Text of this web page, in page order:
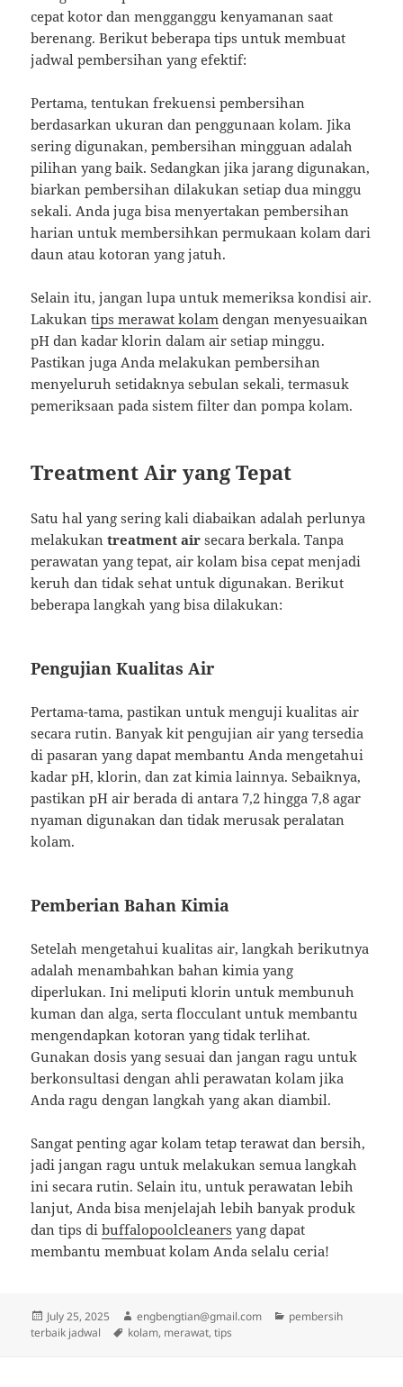
cepat kotor dan mengganggu kenyamanan saat
berenang. Berikut beberapa tips untuk membuat
jadwal pembersihan yang efektif:
Pertama, tentukan frekuensi pembersihan
berdasarkan ukuran dan penggunaan kolam. Jika
sering digunakan, pembersihan mingguan adalah
pilihan yang baik. Sedangkan jika jarang digunakan,
biarkan pembersihan dilakukan setiap dua minggu
sekali. Anda juga bisa menyertakan pembersihan
harian untuk membersihkan permukaan kolam dari
daun atau kotoran yang jatuh.
Selain itu, jangan lupa untuk memeriksa kondisi air.
Lakukantips merawat kolam dengan menyesuaikan
pH dan kadar klorin dalam air setiap minggu.
Pastikan juga Anda melakukan pembersihan
menyeluruh setidaknya sebulan sekali, termasuk
pemeriksaan pada sistem filter dan pompa kolam.
Treatment Air yang Tepat
Satu hal yang sering kali diabaikan adalah perlunya
melakukantreatment air secara berkala. Tanpa
perawatan yang tepat, air kolam bisa cepat menjadi
keruh dan tidak sehat untuk digunakan. Berikut
beberapa langkah yang bisa dilakukan:
Pengujian Kualitas Air
Pertama-tama, pastikan untuk menguji kualitas air
secara rutin. Banyak kit pengujian air yang tersedia
di pasaran yang dapat membantu Anda mengetahui
kadar pH, klorin, dan zat kimia lainnya. Sebaiknya,
pastikan pH air berada di antara 7,2 hingga 7,8 agar
nyaman digunakan dan tidak merusak peralatan
kolam.
Pemberian Bahan Kimia
Setelah mengetahui kualitas air, langkah berikutnya
adalah menambahkan bahan kimia yang
diperlukan. Ini meliputi klorin untuk membunuh
kuman dan alga, serta flocculant untuk membantu
mengendapkan kotoran yang tidak terlihat.
Gunakan dosis yang sesuai dan jangan ragu untuk
berkonsultasi dengan ahli perawatan kolam jika
Anda ragu dengan langkah yang akan diambil.
Sangat penting agar kolam tetap terawat dan bersih,
jadi jangan ragu untuk melakukan semua langkah
ini secara rutin. Selain itu, untuk perawatan lebih
lanjut, Anda bisa menjelajah lebih banyak produk
dan tips dibuffalopoolcleaners yang dapat
membantu membuat kolam Anda selalu ceria!
Posted
on
July 25, 2025 Author
engbengtian@gmail.com Categories
pembersih
terbaik jadwal
Tags
kolam, merawat,tips